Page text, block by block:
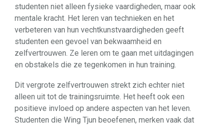
studenten niet alleen fysieke vaardigheden, maar ook
mentale kracht. Het leren van technieken en het
verbeteren van hun vechtkunstvaardigheden geeft
studenten een gevoel van bekwaamheid en
zelfvertrouwen. Ze leren om te gaan met uitdagingen
en obstakels die ze tegenkomen in hun training.
Dit vergrote zelfvertrouwen strekt zich echter niet
alleen uit tot de trainingsruimte. Het heeft ook een
positieve invloed op andere aspecten van het leven.
Studenten die Wing Tjun beoefenen, merken vaak dat